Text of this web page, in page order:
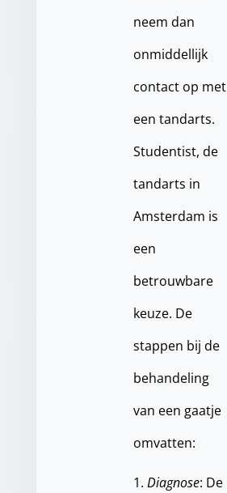
neem dan
onmiddellijk
contact op met
een tandarts.
Studentist, de
tandarts in
Amsterdam is
een
betrouwbare
keuze. De
stappen bij de
behandeling
van een gaatje
omvatten:
Diagnose: De